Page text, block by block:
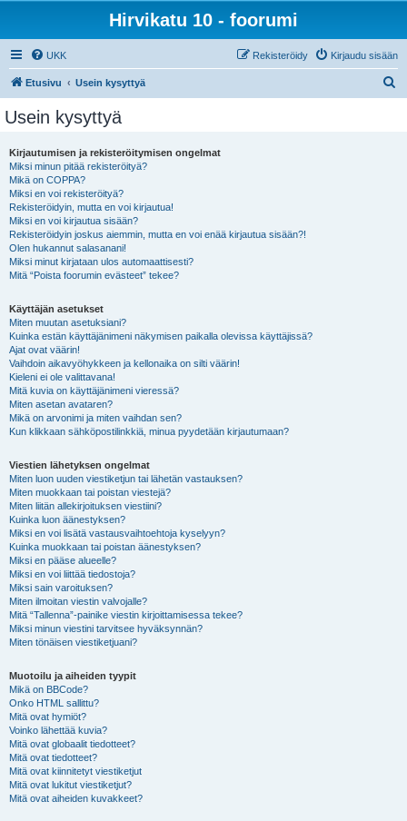
Hirvikatu 10 - foorumi
UKK Kirjaudu sisään
Rekisteröidy
Etusivu Usein kysyttyä
Usein kysyttyä
Kirjautumisen ja rekisteröitymisen ongelmat
Miksi minun pitää rekisteröityä?
Mikä on COPPA?
Miksi en voi rekisteröityä?
Rekisteröidyin, mutta en voi kirjautua!
Miksi en voi kirjautua sisään?
Rekisteröidyin joskus aiemmin, mutta en voi enää kirjautua sisään?!
Olen hukannut salasanani!
Miksi minut kirjataan ulos automaattisesti?
Mitä “Poista foorumin evästeet” tekee?
Käyttäjän asetukset
Miten muutan asetuksiani?
Kuinka estän käyttäjänimeni näkymisen paikalla olevissa käyttäjissä?
Ajat ovat väärin!
Vaihdoin aikavyöhykkeen ja kellonaika on silti väärin!
Kieleni ei ole valittavana!
Mitä kuvia on käyttäjänimeni vieressä?
Miten asetan avataren?
Mikä on arvonimi ja miten vaihdan sen?
Kun klikkaan sähköpostilinkkiä, minua pyydetään kirjautumaan?
Viestien lähetyksen ongelmat
Miten luon uuden viestiketjun tai lähetän vastauksen?
Miten muokkaan tai poistan viestejä?
Miten liitän allekirjoituksen viestiini?
Kuinka luon äänestyksen?
Miksi en voi lisätä vastausvaihtoehtoja kyselyyn?
Kuinka muokkaan tai poistan äänestyksen?
Miksi en pääse alueelle?
Miksi en voi liittää tiedostoja?
Miksi sain varoituksen?
Miten ilmoitan viestin valvojalle?
Mitä “Tallenna”-painike viestin kirjoittamisessa tekee?
Miksi minun viestini tarvitsee hyväksynnän?
Miten tönäisen viestiketjuani?
Muotoilu ja aiheiden tyypit
Mikä on BBCode?
Onko HTML sallittu?
Mitä ovat hymiöt?
Voinko lähettää kuvia?
Mitä ovat globaalit tiedotteet?
Mitä ovat tiedotteet?
Mitä ovat kiinnitetyt viestiketjut
Mitä ovat lukitut viestiketjut?
Mitä ovat aiheiden kuvakkeet?